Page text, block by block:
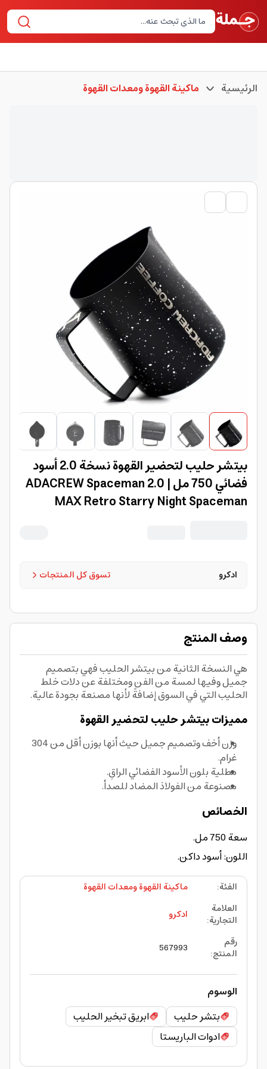
الرئيسية ماكينة القهوة ومعدات القهوة
بيتشر حليب لتحضير القهوة نسخة 2.0 أسود
فضائي 750 مل | ADACREW Spaceman 2.0
MAX Retro Starry Night Spaceman
تسوق كل المنتجات ادكرو
وصف المنتج
هي النسخة الثانية من بيتشر الحليب فهي بتصميم
جميل وفيها لمسة من الفن ومختلفة عن دلات خلط
الحليب التي في السوق إضافةً لأنها مصنعة بجودة عالية.
مميزات بيتشر حليب لتحضير القهوة
وزن أخف وتصميم جميل حيث أنها بوزن أقل من 304
غرام.
مطلية بلون الأسود الفضائي الراقِ.
مصنوعة من الفولاذ المضاد للصدأ.
الخصائص
سعة 750 مل.
اللون: أسود داكن.
الفئة:
ماكينة القهوة ومعدات القهوة
العلامة
التجارية:
ادكرو
رقم
المنتج:
567993
الوسوم
بتشر حليب
ابريق تبخير الحليب
ادوات الباريستا